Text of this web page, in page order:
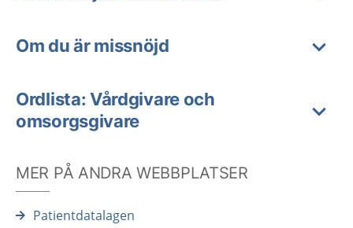
Om du är missnöjd
Ordlista: Vårdgivare och
omsorgsgivare
MER PÅ ANDRA WEBBPLATSER
Patientdatalagen